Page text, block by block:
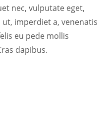
nec, vulputate eget,
imperdiet a, venenatis
eu pede mollis
dapibus.